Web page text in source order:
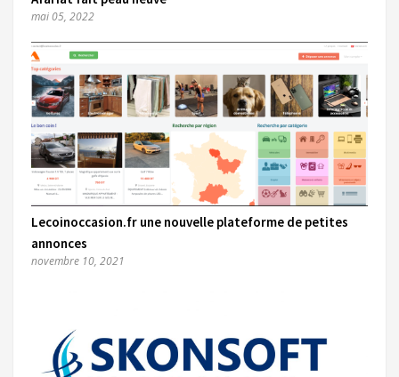
mai 05, 2022
Lecoinoccasion.fr une nouvelle plateforme de petites
annonces
novembre 10, 2021